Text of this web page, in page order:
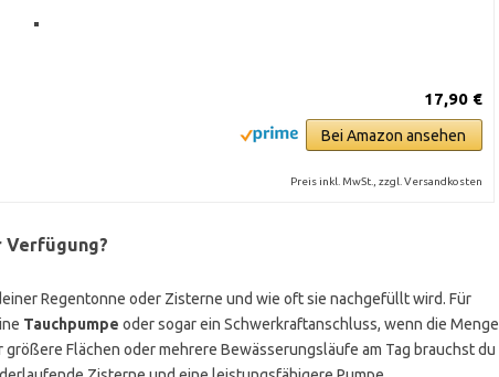
17,90 €
Bei Amazon ansehen
Preis inkl. MwSt., zzgl. Versandkosten
Verfügung?
Regentonne oder Zisterne und wie oft sie nachgefüllt wird. Für
Tauchpumpe oder sogar ein Schwerkraftanschluss, wenn die Menge
größere Flächen oder mehrere Bewässerungsläufe am Tag brauchst du